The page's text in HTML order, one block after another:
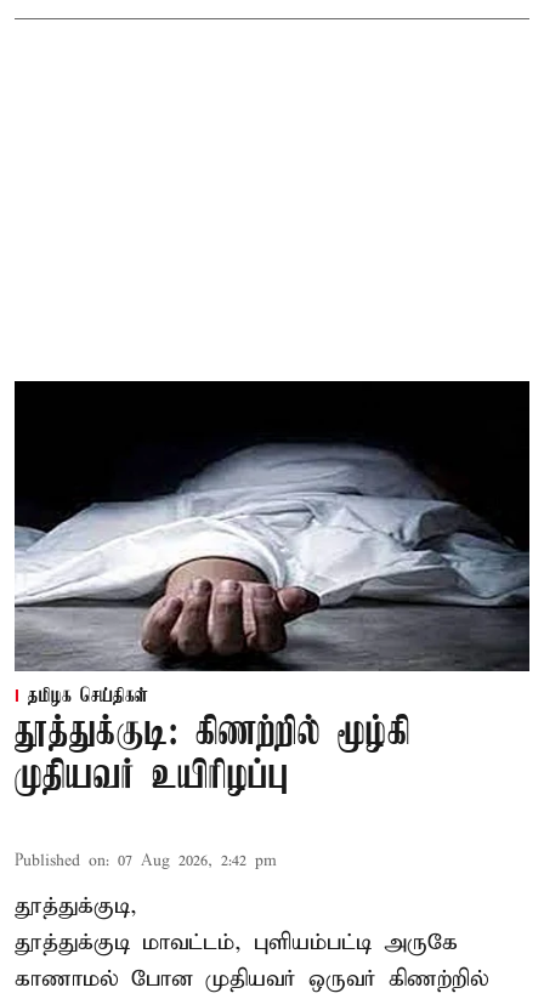
தமிழக செய்திகள்
தூத்துக்குடி: கிணற்றில் மூழ்கி
முதியவர் உயிரிழப்பு
Published on: 07 Aug 2026, 2:42 pm
தூத்துக்குடி,
தூத்துக்குடி மாவட்டம், புளியம்பட்டி அருகே
காணாமல் போன முதியவர் ஒருவர் கிணற்றில்